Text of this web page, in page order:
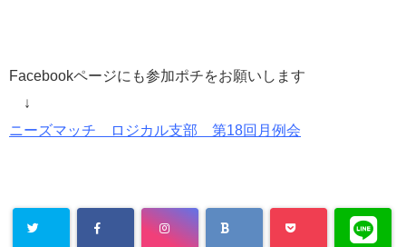
Facebookページにも参加ポチをお願いします
↓
ニーズマッチ ロジカル支部 第18回月例会